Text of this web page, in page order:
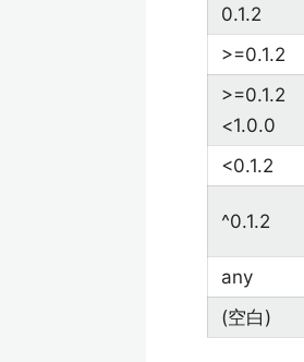
0.1.2
>=0.1.2
>=0.1.2
<1.0.0
<0.1.2
^0.1.2
any
(空白)